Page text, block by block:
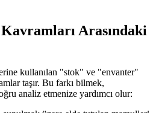
Arasındaki
kullanılan "stok" ve "envanter"
taşır. Bu farkı bilmek,
analiz etmenize yardımcı olur: